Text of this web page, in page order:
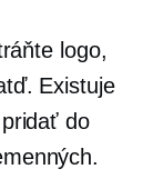
logo,
Existuje
do